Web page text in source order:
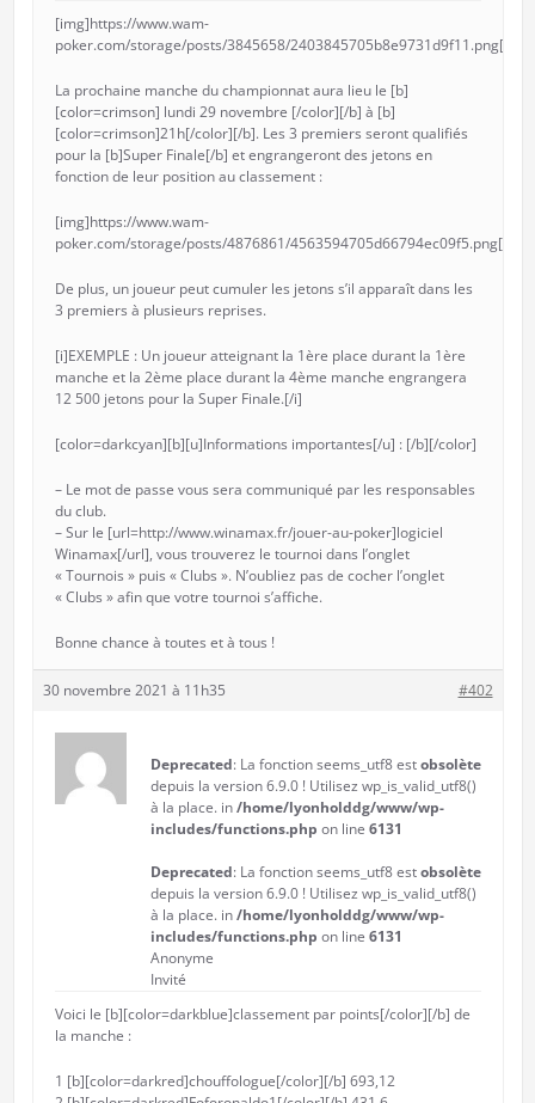
[img]https://www.wam-
poker.com/storage/posts/3845658/2403845705b8e9731d9f11.png[/
La prochaine manche du championnat aura lieu le [b]
[color=crimson] lundi 29 novembre [/color][/b] à [b]
[color=crimson]21h[/color][/b]. Les 3 premiers seront qualifiés
pour la [b]Super Finale[/b] et engrangeront des jetons en
fonction de leur position au classement :
[img]https://www.wam-
poker.com/storage/posts/4876861/4563594705d66794ec09f5.png[/
De plus, un joueur peut cumuler les jetons s’il apparaît dans les
3 premiers à plusieurs reprises.
[i]EXEMPLE : Un joueur atteignant la 1ère place durant la 1ère
manche et la 2ème place durant la 4ème manche engrangera
12 500 jetons pour la Super Finale.[/i]
[color=darkcyan][b][u]Informations importantes[/u] : [/b][/color]
– Le mot de passe vous sera communiqué par les responsables
du club.
– Sur le [url=http://www.winamax.fr/jouer-au-poker]logiciel
Winamax[/url], vous trouverez le tournoi dans l’onglet
« Tournois » puis « Clubs ». N’oubliez pas de cocher l’onglet
« Clubs » afin que votre tournoi s’affiche.
Bonne chance à toutes et à tous !
30 novembre 2021 à 11h35 #402
Deprecated: La fonction seems_utf8 estobsolète
depuis la version 6.9.0 ! Utilisez wp_is_valid_utf8()
à la place. in/home/lyonholddg/www/wp-
includes/functions.php on line 6131
Deprecated: La fonction seems_utf8 estobsolète
depuis la version 6.9.0 ! Utilisez wp_is_valid_utf8()
à la place. in/home/lyonholddg/www/wp-
includes/functions.php on line 6131
Anonyme
Invité
Voici le [b][color=darkblue]classement par points[/color][/b] de
la manche :
1 [b][color=darkred]chouffologue[/color][/b] 693,12